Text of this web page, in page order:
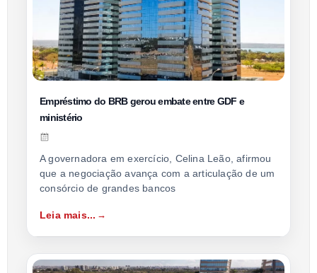
Empréstimo do BRB gerou embate entre GDF e
ministério
A governadora em exercício, Celina Leão, afirmou
que a negociação avança com a articulação de um
consórcio de grandes bancos
Leia mais...